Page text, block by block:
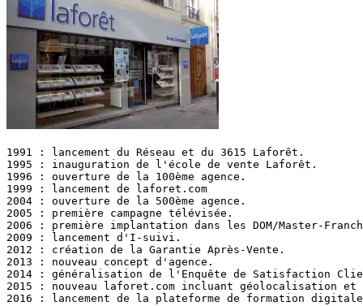
1991 : lancement du Réseau et du 3615 Laforêt.
1995 : inauguration de l'école de vente Laforêt.
1996 : ouverture de la 100ème agence.
1999 : lancement de laforet.com
2004 : ouverture de la 500ème agence.
2005 : première campagne télévisée.
2006 : première implantation dans les DOM/Master-
2009 : lancement d'I-suivi.
2012 : création de la Garantie Après-Vente.
2013 : nouveau concept d'agence.
2014 : généralisation de l'Enquête de Satisfaction
2015 : nouveau laforet.com incluant géolocalisation
2016 : lancement de la plateforme de formation